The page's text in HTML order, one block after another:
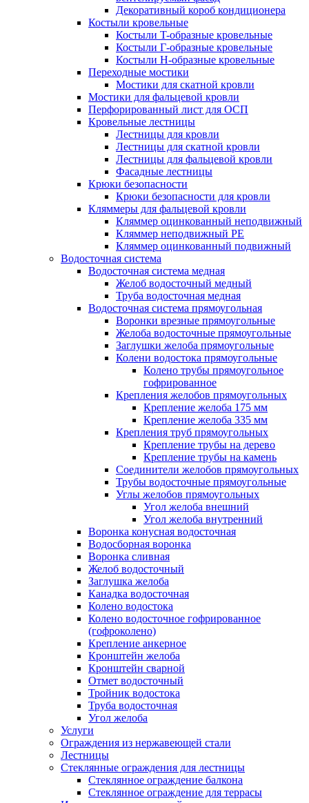
Декоративный короб кондиционера
Костыли кровельные
Костыли T-образные кровельные
Костыли Г-образные кровельные
Костыли Н-образные кровельные
Переходные мостики
Мостики для скатной кровли
Мостики для фальцевой кровли
Перфорированный лист для ОСП
Кровельные лестницы
Лестницы для кровли
Лестницы для скатной кровли
Лестницы для фальцевой кровли
Фасадные лестницы
Крюки безопасности
Крюки безопасности для кровли
Кляммеры для фальцевой кровли
Кляммер оцинкованный неподвижный
Кляммер неподвижный PE
Кляммер оцинкованный подвижный
Водосточная система
Водосточная система медная
Желоб водосточный медный
Труба водосточная медная
Водосточная система прямоугольная
Воронки врезные прямоугольные
Желоба водосточные прямоугольные
Заглушки желоба прямоугольные
Колени водостока прямоугольные
Колено трубы прямоугольное
гофрированное
Крепления желобов прямоугольных
Крепление желоба 175 мм
Крепление желоба 335 мм
Крепления труб прямоугольных
Крепление трубы на дерево
Крепление трубы на камень
Соединители желобов прямоугольных
Трубы водосточные прямоугольные
Углы желобов прямоугольных
Угол желоба внешний
Угол желоба внутренний
Воронка конусная водосточная
Водосборная воронка
Воронка сливная
Желоб водосточный
Заглушка желоба
Канадка водосточная
Колено водостока
Колено водосточное гофрированное
(гофроколено)
Крепление анкерное
Кронштейн желоба
Кронштейн сварной
Отмет водосточный
Тройник водостока
Труба водосточная
Угол желоба
Услуги
Ограждения из нержавеющей стали
Лестницы
Стеклянные ограждения для лестницы
Стеклянное ограждение балкона
Стеклянное ограждение для террасы